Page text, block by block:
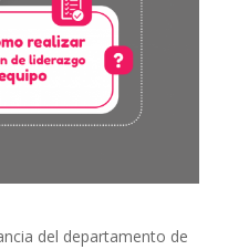
del departamento de